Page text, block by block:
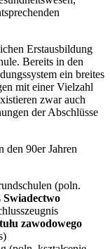
Erstausbildung
Bereits in den
ein breites
mit einer Vielzahl
zwar auch
der Abschlüsse
den 90er Jahren
(poln.
Swiadectwo
zawodowego